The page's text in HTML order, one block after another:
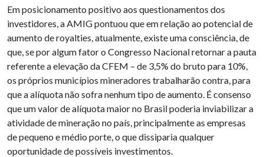
Em posicionamento positivo aos questionamentos dos
investidores, a AMIG pontuou que em relação ao potencial de
aumento de royalties, atualmente, existe uma consciência, de
que, se por algum fator o Congresso Nacional retornar a pauta
referente a elevação da CFEM – de 3,5% do bruto para 10%,
os próprios municípios mineradores trabalharão contra, para
que a alíquota não sofra nenhum tipo de aumento. É consenso
que um valor de alíquota maior no Brasil poderia inviabilizar a
atividade de mineração no país, principalmente as empresas
de pequeno e médio porte, o que dissiparia qualquer
oportunidade de possíveis investimentos.